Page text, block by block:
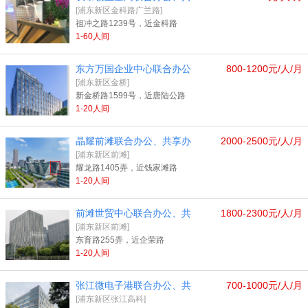
[浦东新区金科路广兰路]
祖冲之路1239号，近金科路
1-60人间
800-1200元/人/月
东方万国企业中心联合办公
[浦东新区金桥]
新金桥路1599号，近唐陆公路
1-20人间
2000-2500元/人/月
晶耀前滩联合办公、共享办
[浦东新区前滩]
耀龙路1405弄，近钱家滩路
1-20人间
1800-2300元/人/月
前滩世贸中心联合办公、共
[浦东新区前滩]
东育路255弄，近企荣路
1-20人间
700-1000元/人/月
张江微电子港联合办公、共
[浦东新区张江高科]